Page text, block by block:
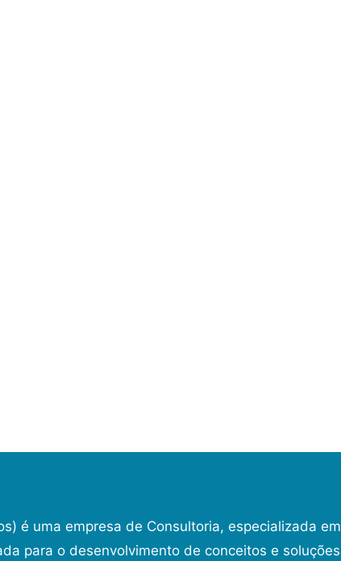
é uma empresa de Consultoria, especializada em
para o desenvolvimento de conceitos e soluções